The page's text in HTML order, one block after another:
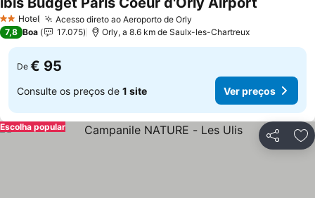
2 Estrelas
Hotel Acesso direto ao Aeroporto de Orly
7,8 Boa 17.075 Orly, a 8.6 km de Saulx-les-Chartreux
De € 95
Consulte os preços de 1 site Ver preços
Partilhar
Escolha popular